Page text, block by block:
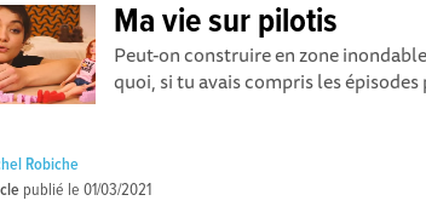
Ma vie sur pilotis
Peut-on construire en zone
quoi, si tu avais compris les
Robiche
publié le01/03/2021